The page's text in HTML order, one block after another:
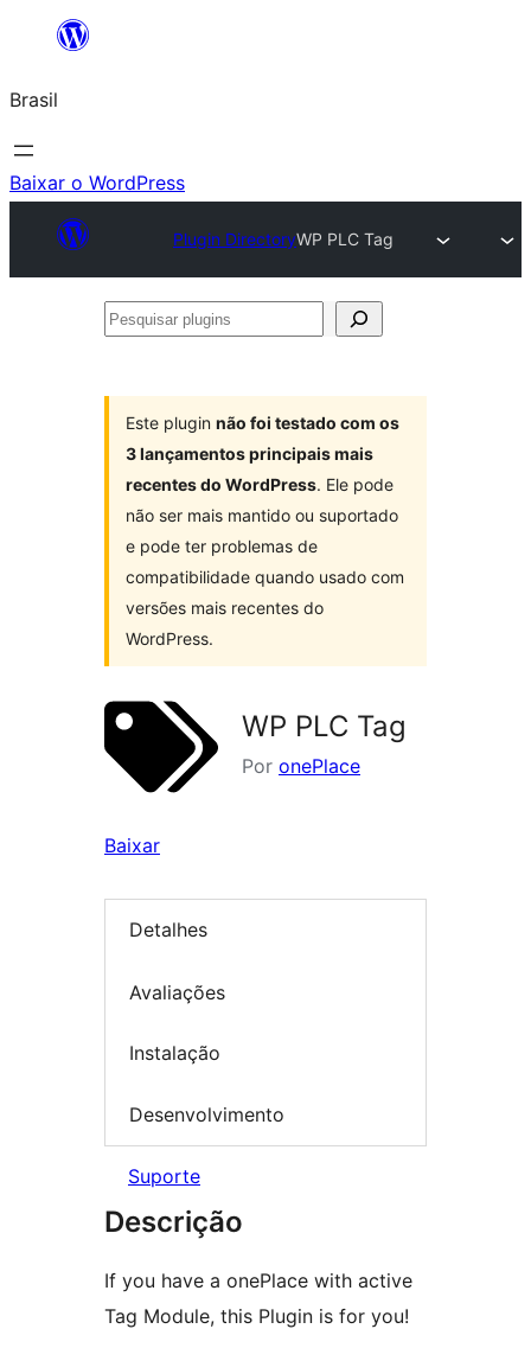
o
conteúdo
Brasil
Baixar o WordPress
Plugin DirectoryWP PLC Tag
Pesquisar
Este plugin não foi testado com os
3 lançamentos principais mais
recentes do WordPress. Ele pode
não ser mais mantido ou suportado
e pode ter problemas de
compatibilidade quando usado com
versões mais recentes do
WordPress.
WP PLC Tag
Por onePlace
Baixar
Detalhes
Avaliações
Instalação
Desenvolvimento
Suporte
Descrição
If you have a onePlace with active
Tag Module, this Plugin is for you!